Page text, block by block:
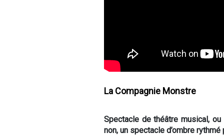
La Compagnie Monstre
Spectacle de théâtre musical,
non, un spectacle d’ombre